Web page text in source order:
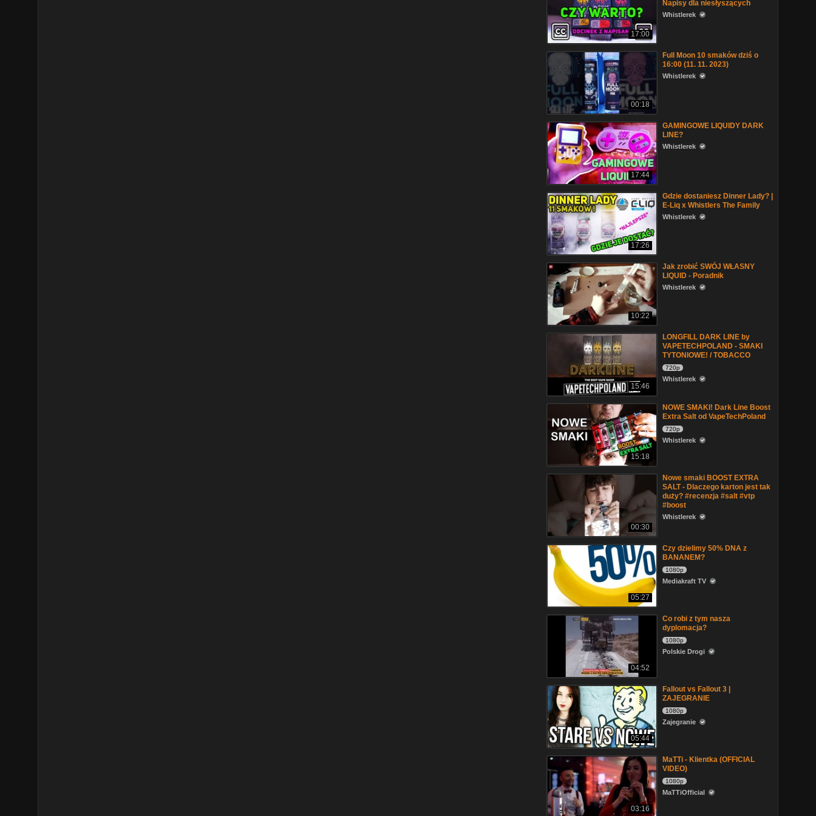
17:00
Napisy dla niesłyszących
Whistlerek
00:18
Full Moon 10 smaków dziś o
16:00 (11. 11. 2023)
Whistlerek
17:44
GAMINGOWE LIQUIDY DARK
LINE?
Whistlerek
17:26
Gdzie dostaniesz Dinner Lady? |
E-Liq x Whistlers The Family
Whistlerek
10:22
Jak zrobić SWÓJ WŁASNY
LIQUID - Poradnik
Whistlerek
15:46
LONGFILL DARK LINE by
VAPETECHPOLAND - SMAKI
TYTONIOWE! / TOBACCO
720p
Whistlerek
15:18
NOWE SMAKI! Dark Line Boost
Extra Salt od VapeTechPoland
720p
Whistlerek
00:30
Nowe smaki BOOST EXTRA
SALT - Dlaczego karton jest tak
duży? #recenzja #salt #vtp
#boost
Whistlerek
05:27
Czy dzielimy 50% DNA z
BANANEM?
1080p
Mediakraft TV
04:52
Co robi z tym nasza
dyplomacja?
1080p
Polskie Drogi
05:44
Fallout vs Fallout 3 |
ZAJEGRANIE
1080p
Zajegranie
03:16
MaTTi - Klientka (OFFICIAL
VIDEO)
1080p
MaTTiOfficial